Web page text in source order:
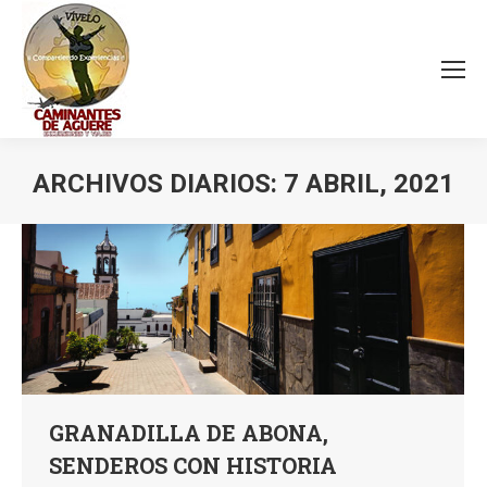
ARCHIVOS DIARIOS: 7 ABRIL, 2021
GRANADILLA DE ABONA,
SENDEROS CON HISTORIA